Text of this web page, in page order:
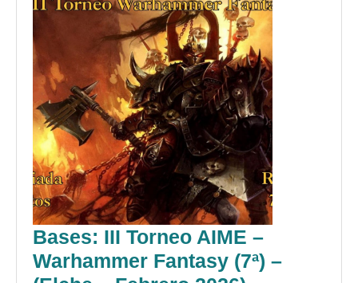
Bases: III Torneo AIME –
Warhammer Fantasy (7ª) –